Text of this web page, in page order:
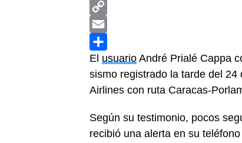
Bluesky
Copy
Link
Email
Compartir
El usuario André Prialé Cappa
sismo registrado la tarde del
Airlines con ruta Caracas-
Según su testimonio, pocos
recibió una alerta en su